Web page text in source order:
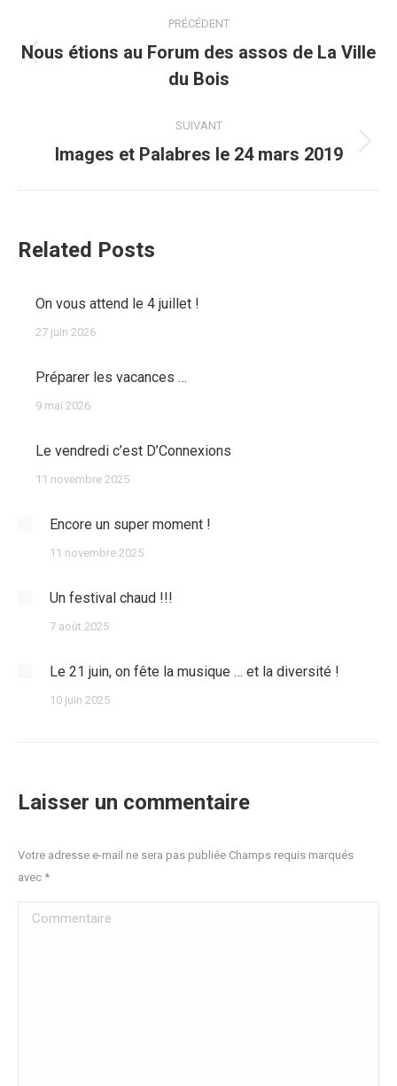
article
PRÉCÉDENT
Article
précédent
Nous étions au Forum des assos de La Ville
du Bois
SUIVANT
Article
Images et Palabres le 24 mars 2019
Related Posts
On vous attend le 4 juillet !
27 juin 2026
Préparer les vacances …
9 mai 2026
Le vendredi c’est D’Connexions
11 novembre 2025
Encore un super moment !
11 novembre 2025
Un festival chaud !!!
7 août 2025
Le 21 juin, on fête la musique … et la diversité !
10 juin 2025
Laisser un commentaire
Votre adresse e-mail ne sera pas publiée Champs requis marqués
avec *
Commentaire